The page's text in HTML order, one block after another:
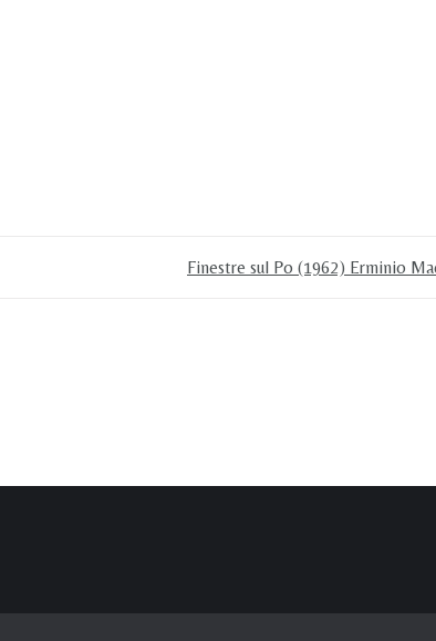
Finestre sul Po (1962) Erminio